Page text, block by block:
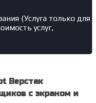
(Услуга только для
услуг,
Верстак
с экраном и